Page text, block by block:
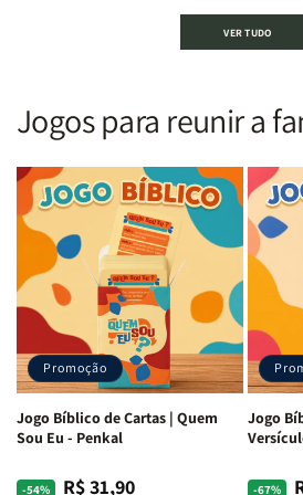
Almeida
Letra
Média
Full
Color
Brochura
Rei
Leão
Bíblia
Almeida
Letra
Média
&amp;
Full
Color
|
Brochura
|
Rei
Leão
PPM
|
|
Full
Dura
|
-
VER TUDO
Jogos para reunir a
Promoção
Jogo Bíblico de Cartas | Quem
Sou Eu - Penkal
-54% R$ 31,90
Jogo
-67%